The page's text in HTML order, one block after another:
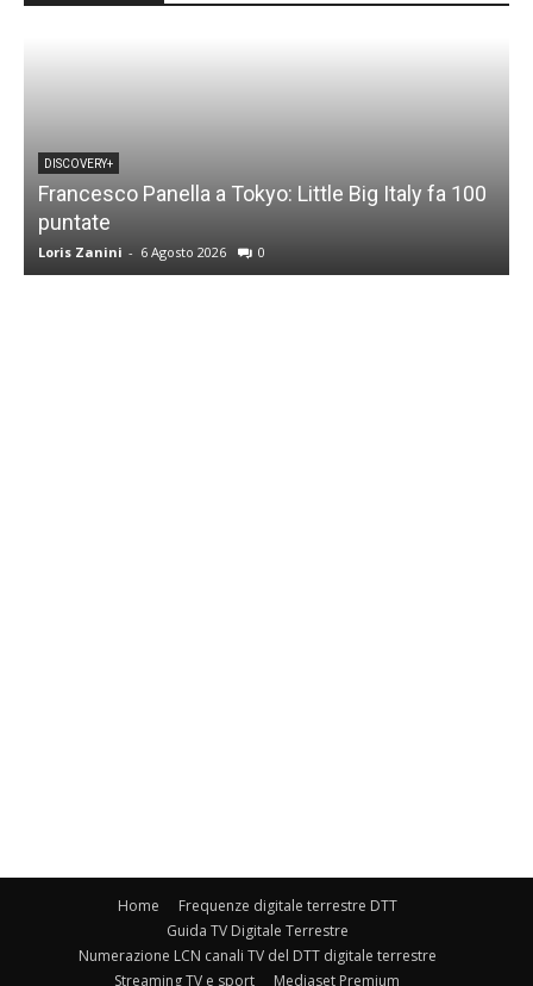
DISCOVERY+
Francesco Panella a Tokyo: Little Big Italy fa 100
puntate
Loris Zanini - 6 Agosto 2026 0
Home
Frequenze digitale terrestre DTT
Guida TV Digitale Terrestre
Numerazione LCN canali TV del DTT digitale terrestre
Streaming TV e sport
Mediaset Premium